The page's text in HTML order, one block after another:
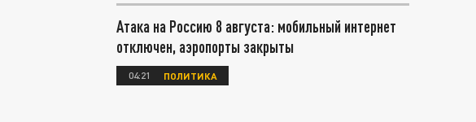
Атака на Россию 8 августа: мобильный интернет
отключен, аэропорты закрыты
04:21 ПОЛИТИКА